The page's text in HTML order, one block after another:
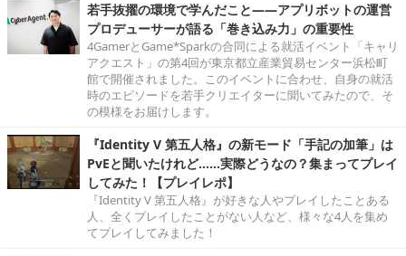
若手抜擢の環境で学んだこと――アプリボットの運営
プロデューサーが語る「巻き込み力」の重要性
4GamerとGame*Sparkの合同による就活イベント「キャリ
アクエスト」の第4回が東京都立産業貿易センター浜松町
館で開催されました。このイベントに合わせ、自身の就活
時のエピソードを若手クリエイターに聞いてみたので、そ
の模様をお届けします。
『Identity V 第五人格』の新モード「手記の加筆」は
PvEと聞いたけれど……実際どうなの？集まってプレイ
してみた！【プレイレポ】
『Identity V 第五人格』が好きな人やプレイしたことある
人、全くプレイしたことがない人など、様々な4人を集め
てプレイしてみました！